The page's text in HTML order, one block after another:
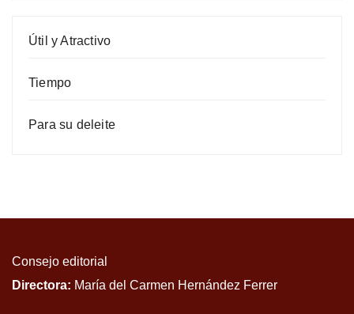
Útil y Atractivo
Tiempo
Para su deleite
Consejo editorial
Directora: María del Carmen Hernández Ferrer